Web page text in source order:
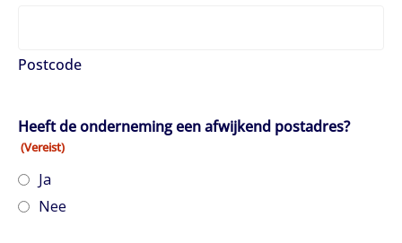
Postcode
Heeft de onderneming een afwijkend postadres?
(Vereist)
Ja
Nee